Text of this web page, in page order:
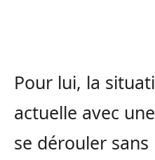
Pour lui, la
actuelle avec
se dérouler